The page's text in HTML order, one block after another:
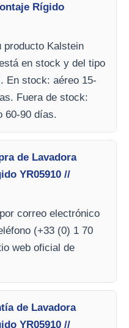
Rígido
producto Kalstein
en stock y del tipo
En stock: aéreo 15-
Fuera de stock:
60-90 días.
de Lavadora
YR05910 //
correo electrónico
(+33 (0) 1 70
web oficial de
de Lavadora
YR05910 //